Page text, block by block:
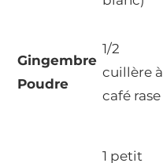
Gingembre
Poudre
1/2
cuillère à
café rase
1 petit